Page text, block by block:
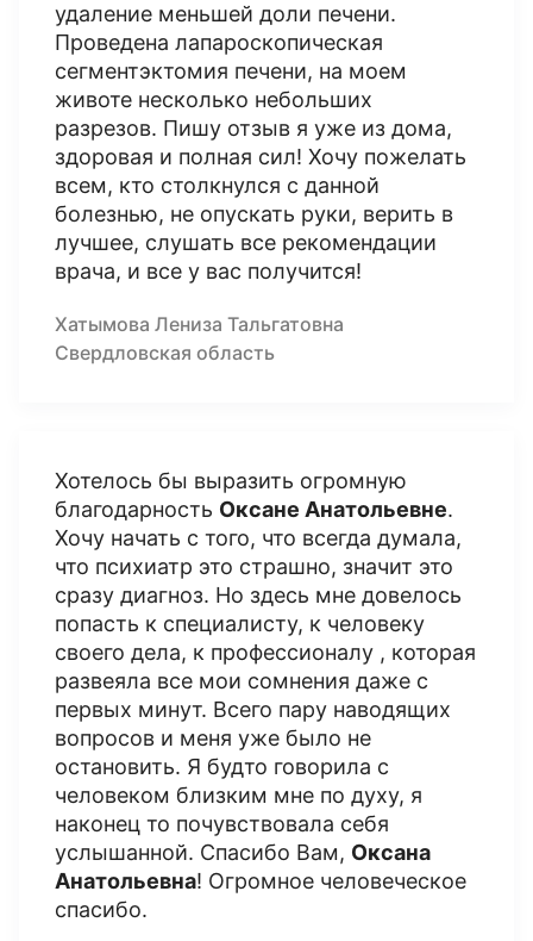
удаление меньшей доли печени.
Проведена лапароскопическая
сегментэктомия печени, на моем
животе несколько небольших
разрезов. Пишу отзыв я уже из дома,
здоровая и полная сил! Хочу пожелать
всем, кто столкнулся с данной
болезнью, не опускать руки, верить в
лучшее, слушать все рекомендации
врача, и все у вас получится!
Хатымова Лениза Тальгатовна
Свердловская область
Хотелось бы выразить огромную
благодарность Оксане Анатольевне.
Хочу начать с того, что всегда думала,
что психиатр это страшно, значит это
сразу диагноз. Но здесь мне довелось
попасть к специалисту, к человеку
своего дела, к профессионалу , которая
развеяла все мои сомнения даже с
первых минут. Всего пару наводящих
вопросов и меня уже было не
остановить. Я будто говорила с
человеком близким мне по духу, я
наконец то почувствовала себя
услышанной. Спасибо Вам, Оксана
Анатольевна! Огромное человеческое
спасибо.